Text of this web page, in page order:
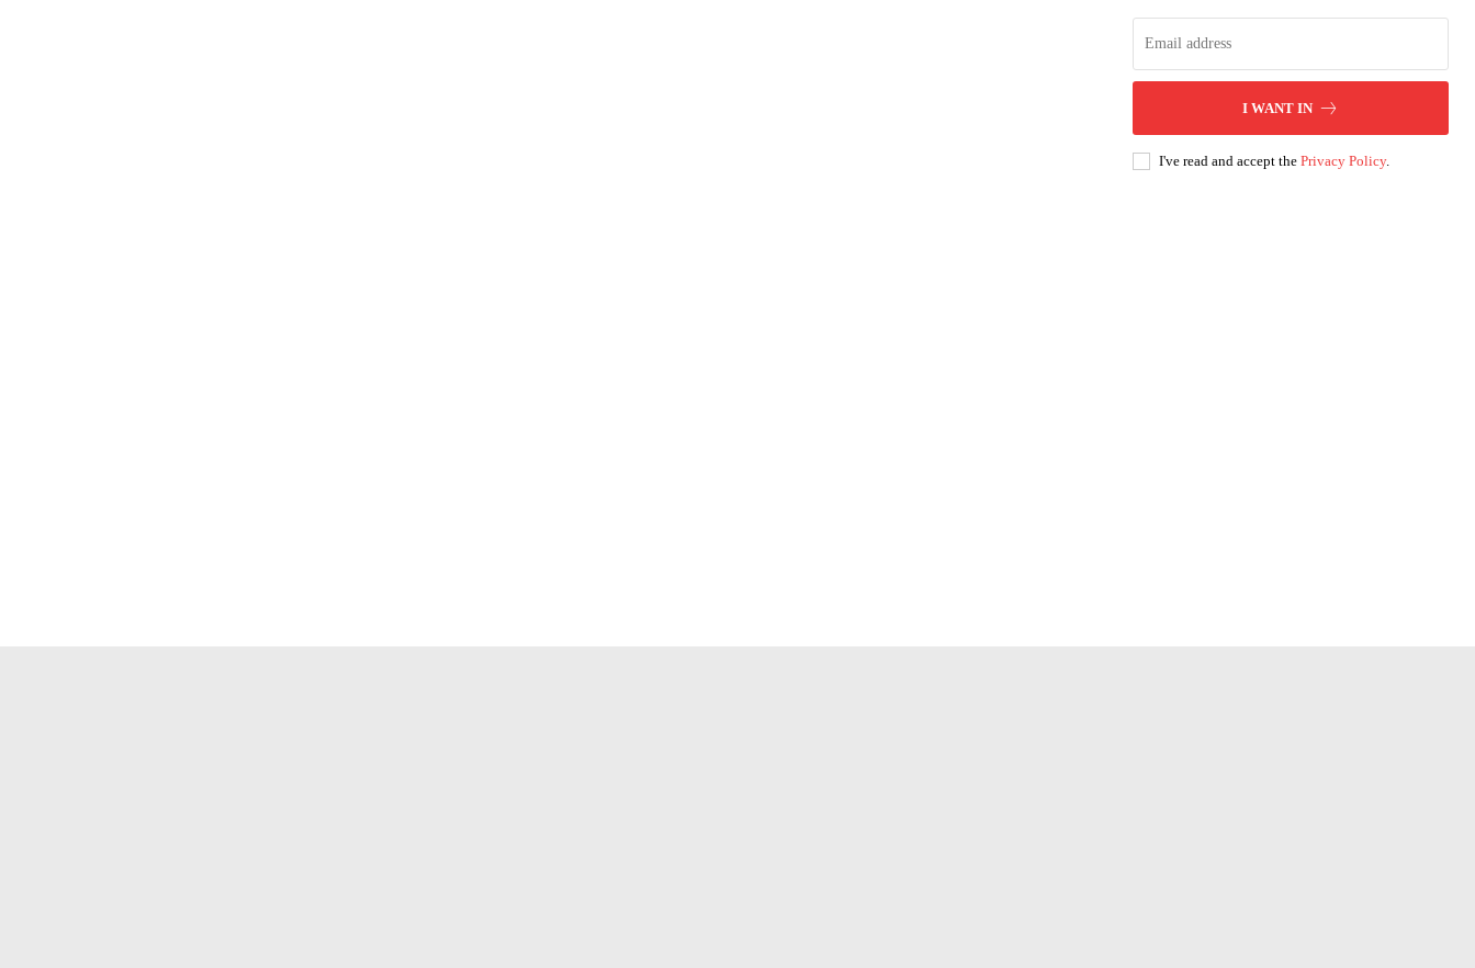
I WANT IN
I've read and accept the Privacy Policy.